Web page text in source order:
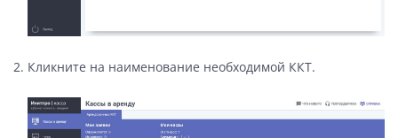
Кликните на наименование необходимой ККТ.